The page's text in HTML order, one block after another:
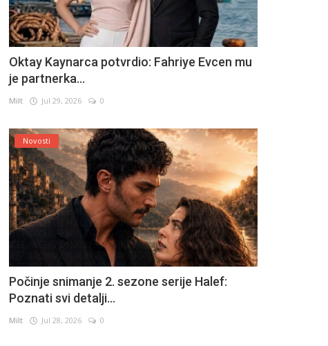
Oktay Kaynarca potvrdio: Fahriye Evcen mu
je partnerka...
Milt Jul 29, 2026 0
Novosti
Počinje snimanje 2. sezone serije Halef:
Poznati svi detalji...
Milt Jul 28, 2026 0